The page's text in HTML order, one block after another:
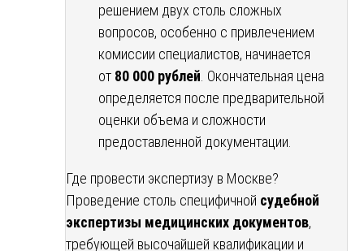
решением двух столь сложных
вопросов, особенно с привлечением
комиссии специалистов, начинается
от 80 000 рублей . Окончательная цена
определяется после предварительной
оценки объема и сложности
предоставленной документации.
Где провести экспертизу в Москве?
Проведение столь специфичной судебной
экспертизы медицинских документов,
требующей высочайшей квалификации и